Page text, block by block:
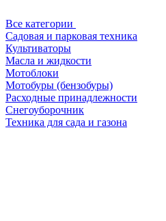
Все категории
Садовая и парковая техника
Культиваторы
Масла и жидкости
Мотоблоки
Мотобуры (бензобуры)
Расходные принадлежности
Снегоуборочник
Техника для сада и газона